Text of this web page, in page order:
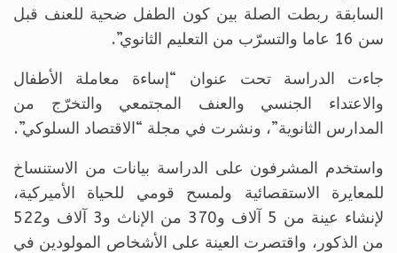
السابقة ربطت الصلة بين كون الطفل ضحية للعنف قبل
سن 16 عاما والتسرّب من التعليم الثانوي”.
جاءت الدراسة تحت عنوان “إساءة معاملة الأطفال
والاعتداء الجنسي والعنف المجتمعي والتخرّج من
المدارس الثانوية”، ونشرت في مجلة “الاقتصاد السلوكي”.
واستخدم المشرفون على الدراسة بيانات من الاستنساخ
للمعايرة الاستقصائية ولمسح قومي للحياة الأميركية،
لإنشاء عينة من 5 آلاف و370 من الإناث و3 آلاف و522
من الذكور، واقتصرت العينة على الأشخاص المولودين في